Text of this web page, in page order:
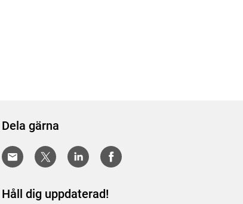
Dela gärna
Håll dig uppdaterad!